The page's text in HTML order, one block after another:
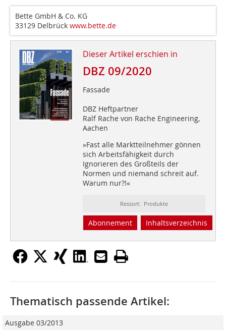
Bette GmbH & Co. KG
33129 Delbrück www.bette.de
Dieser Artikel erschien in
DBZ 09/2020
Fassade
DBZ Heftpartner
Ralf Rache von Rache Engineering,
Aachen
»Fast alle Marktteilnehmer gönnen
sich Arbeitsfähigkeit durch
Ignorieren des Großteils der
Normen und niemand schreit auf.
Warum nur?!«
Ressort: Produkte
Abonnement Inhaltsverzeichnis
Thematisch passende Artikel:
Ausgabe 03/2013